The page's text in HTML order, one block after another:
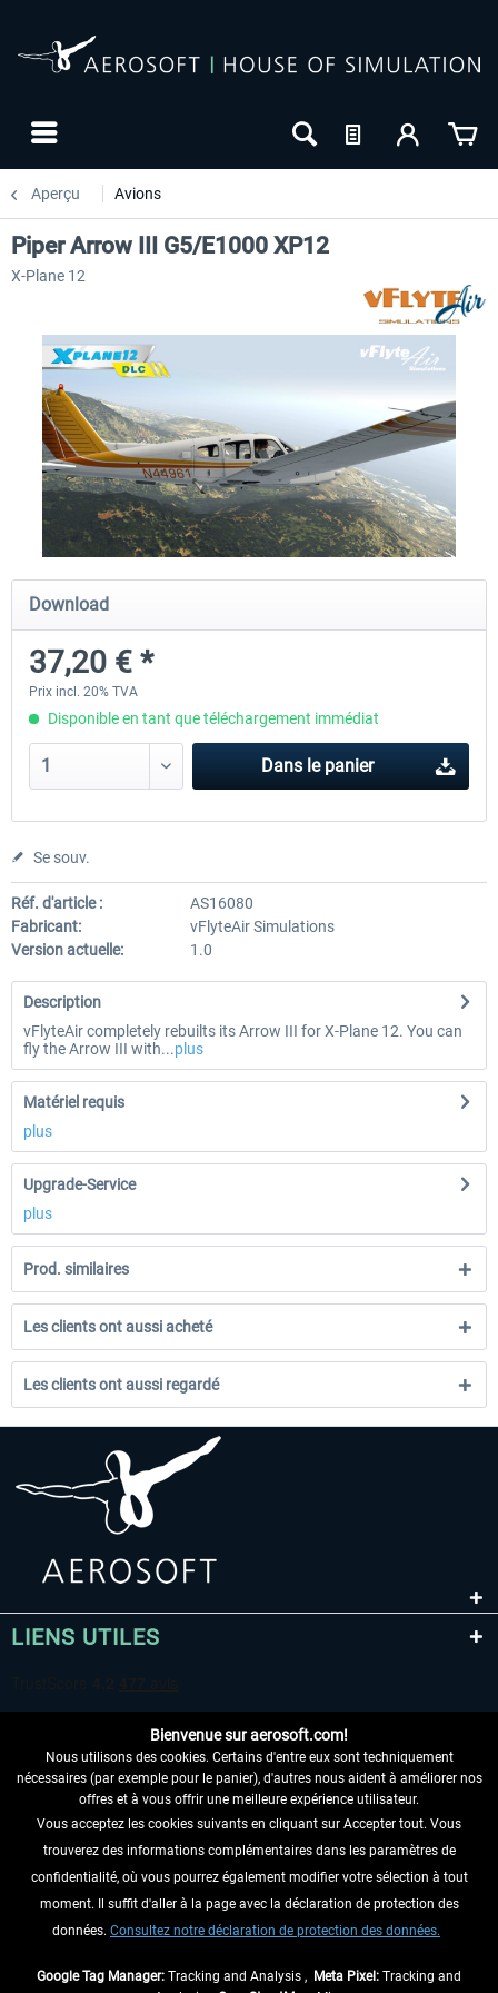
Aperçu Avions
X-Plane.org - King Air 350 XP12
54,41 € *
X-Plane.org - Cessna 172M
Piper Arrow III G5/E1000 XP12
X-Plane 12
Download
37,20 € *
Prix incl. 20% TVA
Disponible en tant que téléchargement immédiat
Dans le panier
Se souv.
Réf. d'article :
AS16080
Fabricant:
vFlyteAir Simulations
Version actuelle:
1.0
Description
vFlyteAir completely rebuilts its Arrow III for X-Plane 12. You can
fly the Arrow III with...plus
Matériel requis
plus
Upgrade-Service
plus
Prod. similaires
Les clients ont aussi acheté
Les clients ont aussi regardé
LIENS UTILES
RENONCER AU CONTRAT ICI
INFORMATIONS
NE MANQUEZ PAS LES DERNIÈRES
Bienvenue sur aerosoft.com!
Nous utilisons des cookies. Certains d'entre eux sont techniquement
nécessaires (par exemple pour le panier), d'autres nous aident à améliorer nos
offres et à vous offrir une meilleure expérience utilisateur.
Vous acceptez les cookies suivants en cliquant sur Accepter tout. Vous
trouverez des informations complémentaires dans les paramètres de
confidentialité, où vous pourrez également modifier votre sélection à tout
moment. Il suffit d'aller à la page avec la déclaration de protection des
données. Consultez notre déclaration de protection des données.
Google Tag Manager: Tracking and Analysis , Meta Pixel: Tracking and